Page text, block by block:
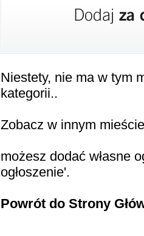
Niestety, nie ma w tym
kategorii..
Zobacz w innym
możesz dodać własne
ogłoszenie'.
Powrót do Strony